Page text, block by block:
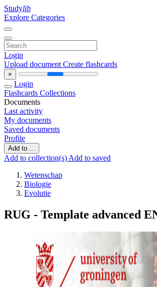
Studylib
Explore Categories
Login
Upload document Create flashcards
×
Login
Flashcards Collections
Documents
Last activity
My documents
Saved documents
Profile
Add to ...
Add to collection(s) Add to saved
Wetenschap
Biologie
Evolutie
RUG - Template advanced